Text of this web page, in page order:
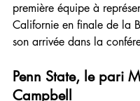
première équipe à
Californie en finale de la
son arrivée dans la
Penn State, le pari
Campbell